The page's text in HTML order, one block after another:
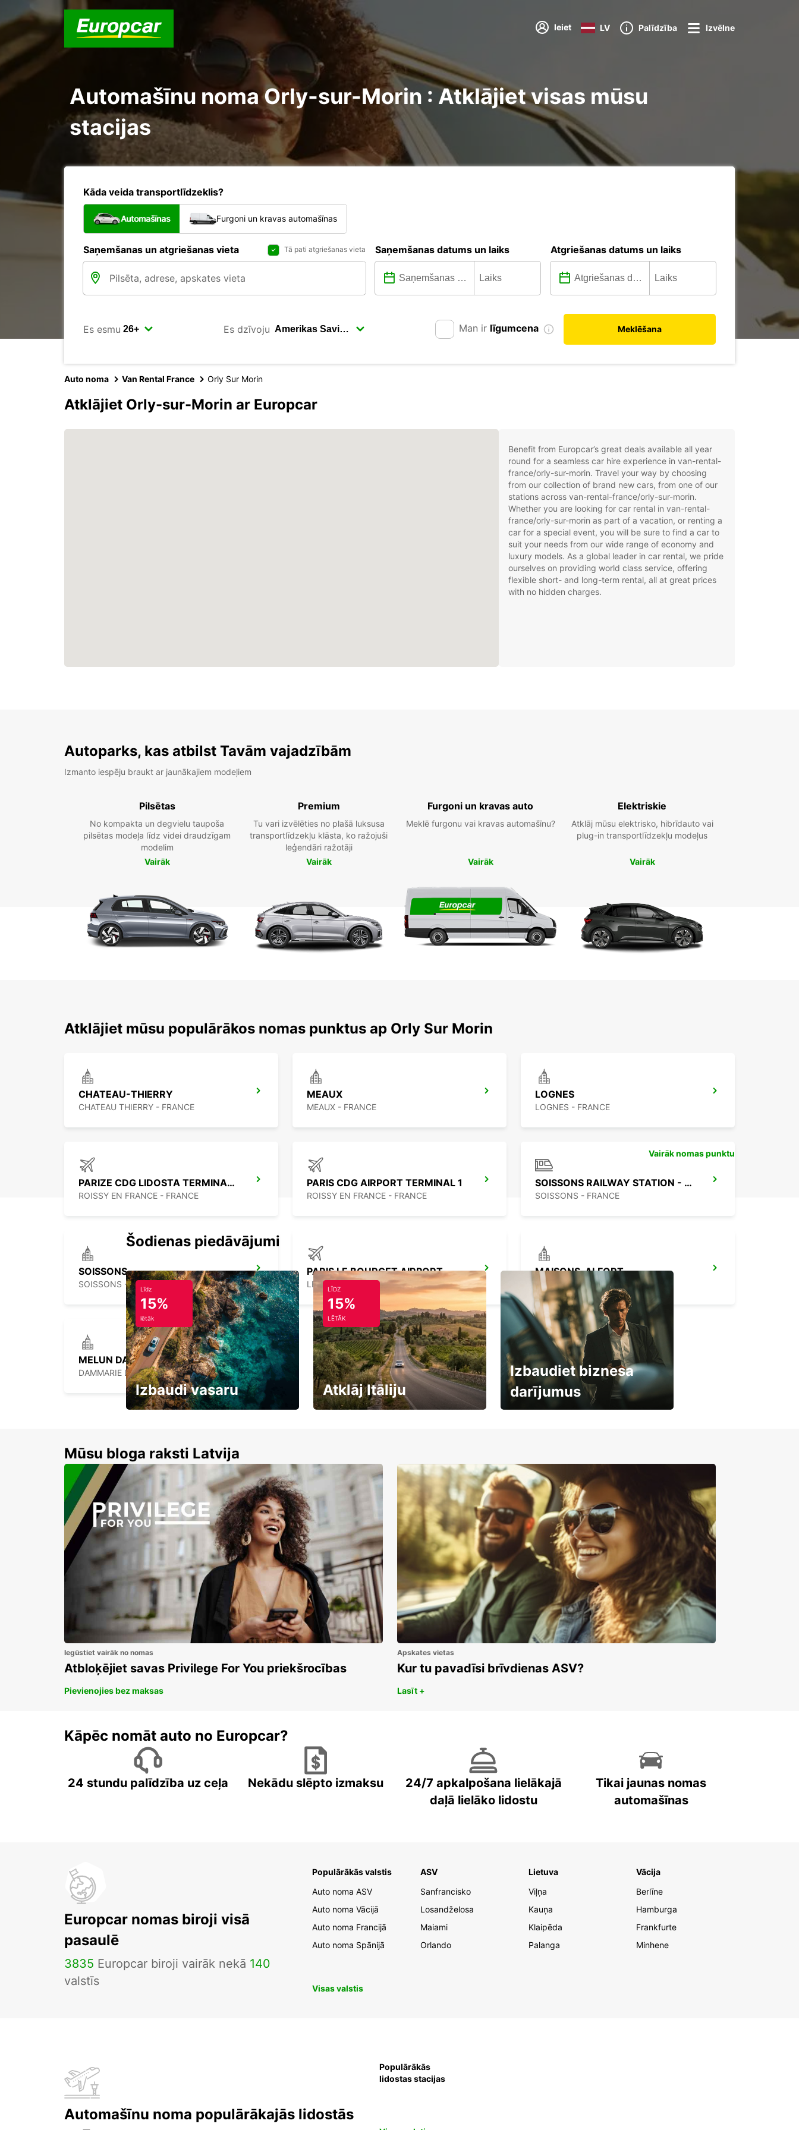
Ieiet LV Palīdzība Izvēlne
Automašīnu noma Orly-sur-Morin : Atklājiet visas mūsu
stacijas
Kāda veida transportlīdzeklis?
Automašīnas Furgoni un kravas automašīnas
Saņemšanas un atgriešanas vieta Tā pati atgriešanas vieta Saņemšanas datums un laiks Atgriešanas datums un laiks
Es esmu Es dzīvoju Man ir līgumcena Meklēšana
Auto noma Van Rental France Orly Sur Morin
Atklājiet Orly-sur-Morin ar Europcar
Benefit from Europcar’s great deals available all year
round for a seamless car hire experience in van-rental-
france/orly-sur-morin. Travel your way by choosing
from our collection of brand new cars, from one of our
stations across van-rental-france/orly-sur-morin.
Whether you are looking for car rental in van-rental-
france/orly-sur-morin as part of a vacation, or renting a
car for a special event, you will be sure to find a car to
suit your needs from our wide range of economy and
luxury models. As a global leader in car rental, we pride
ourselves on providing world class service, offering
flexible short- and long-term rental, all at great prices
with no hidden charges.
Autoparks, kas atbilst Tavām vajadzībām
Izmanto iespēju braukt ar jaunākajiem modeļiem
Pilsētas
No kompakta un degvielu taupoša
pilsētas modeļa līdz videi draudzīgam
modelim
Vairāk
Premium
Tu vari izvēlēties no plašā luksusa
transportlīdzekļu klāsta, ko ražojuši
leģendāri ražotāji
Vairāk
Furgoni un kravas auto
Meklē furgonu vai kravas automašīnu?
Vairāk
Elektriskie
Atklāj mūsu elektrisko, hibrīdauto vai
plug-in transportlīdzekļu modeļus
Vairāk
Atklājiet mūsu populārākos nomas punktus ap Orly Sur Morin
CHATEAU-THIERRY
CHATEAU THIERRY - FRANCE
MEAUX
MEAUX - FRANCE
LOGNES
LOGNES - FRANCE
PARIZE CDG LIDOSTA TERMINALS 2
ROISSY EN FRANCE - FRANCE
PARIS CDG AIRPORT TERMINAL 1
ROISSY EN FRANCE - FRANCE
SOISSONS RAILWAY STATION - SERVICE POINT
SOISSONS - FRANCE
SOISSONS
SOISSONS - FRANCE
PARIS LE BOURGET AIRPORT
LE BOURGET - FRANCE
MAISONS-ALFORT
MAISONS ALFORT - FRANCE
MELUN DAMMARIE-LES-LYS
DAMMARIE LES LYS - FRANCE
Vairāk nomas punktu
Šodienas piedāvājumi
Līdz
15%
lētāk
Izbaudi vasaru
LĪDZ
15%
LĒTĀK
Atklāj Itāliju
Izbaudiet biznesa
darījumus
Mūsu bloga raksti Latvija
Iegūstiet vairāk no nomas
Atbloķējiet savas Privilege For You priekšrocības
Pievienojies bez maksas
Apskates vietas
Kur tu pavadīsi brīvdienas ASV?
Lasīt +
Kāpēc nomāt auto no Europcar?
24 stundu palīdzība uz ceļa Nekādu slēpto izmaksu
24/7 apkalpošana lielākajā
daļā lielāko lidostu
Tikai jaunas nomas
automašīnas
Europcar nomas biroji visā
pasaulē
3835 Europcar biroji vairāk nekā 140
valstīs
Populārākās valstis
Auto noma ASV
Auto noma Vācijā
Auto noma Francijā
Auto noma Spānijā
ASV
Sanfrancisko
Losandželosa
Maiami
Orlando
Lietuva
Viļņa
Kauņa
Klaipēda
Palanga
Vācija
Berlīne
Hamburga
Frankfurte
Minhene
Visas valstis
Automašīnu noma populārākajās lidostās
Populārākās
lidostas stacijas